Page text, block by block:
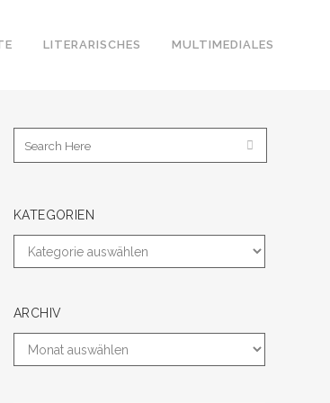
LITERARISCHES MULTIMEDIALES
KATEGORIEN
ARCHIV